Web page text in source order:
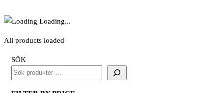
Loading...
All products loaded
SÖK